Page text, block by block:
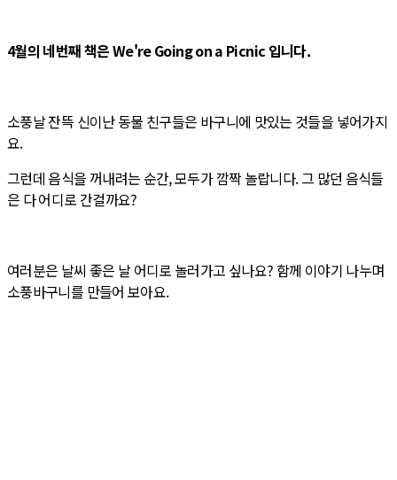
4월의 네번째 책은 We're Going on a Picnic 입니다.
소풍날 잔뜩 신이난 동물 친구들은 바구니에 맛있는 것들을 넣어가지
요.
그런데 음식을 꺼내려는 순간, 모두가 깜짝 놀랍니다. 그 많던 음식들
은 다 어디로 간걸까요?
여러분은 날씨 좋은 날 어디로 놀러가고 싶나요? 함께 이야기 나누며
소풍바구니를 만들어 보아요.